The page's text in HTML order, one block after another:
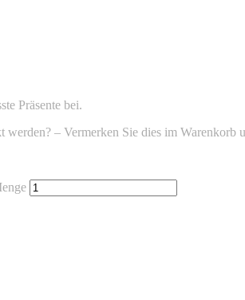
Präsente bei.
werden? – Vermerken Sie dies im Warenkorb